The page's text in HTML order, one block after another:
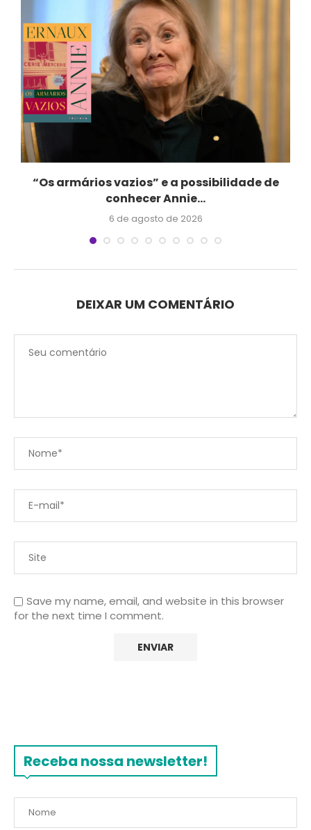
“Os armários vazios” e a possibilidade de
conhecer Annie...
6 de agosto de 2026
DEIXAR UM COMENTÁRIO
Save my name, email, and website in this browser
for the next time I comment.
Receba nossa newsletter!